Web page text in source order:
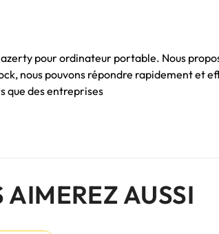
pour ordinateur portable. Nous
nous pouvons répondre rapidement et
que des entreprises
AIMEREZ AUSSI